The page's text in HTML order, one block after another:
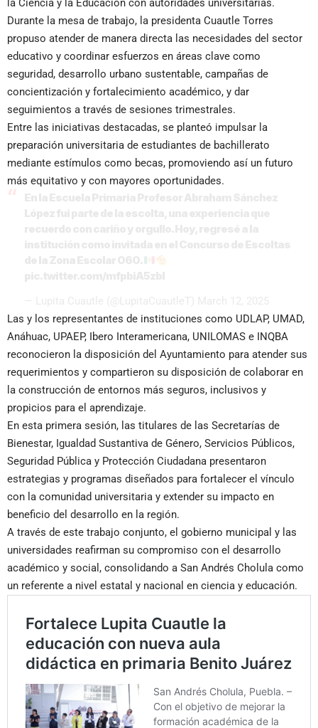
la Ciencia y la Educación con autoridades universitarias.
Durante la mesa de trabajo, la presidenta Cuautle Torres
propuso atender de manera directa las necesidades del sector
educativo y coordinar esfuerzos en áreas clave como
seguridad, desarrollo urbano sustentable, campañas de
concientización y fortalecimiento académico, y dar
seguimientos a través de sesiones trimestrales.
Entre las iniciativas destacadas, se planteó impulsar la
preparación universitaria de estudiantes de bachillerato
mediante estímulos como becas, promoviendo así un futuro
más equitativo y con mayores oportunidades.
Las y los representantes de instituciones como UDLAP, UMAD,
Anáhuac, UPAEP, Ibero Interamericana, UNILOMAS e INQBA
reconocieron la disposición del Ayuntamiento para atender sus
requerimientos y compartieron su disposición de colaborar en
la construcción de entornos más seguros, inclusivos y
propicios para el aprendizaje.
En esta primera sesión, las titulares de las Secretarías de
Bienestar, Igualdad Sustantiva de Género, Servicios Públicos,
Seguridad Pública y Protección Ciudadana presentaron
estrategias y programas diseñados para fortalecer el vínculo
con la comunidad universitaria y extender su impacto en
beneficio del desarrollo en la región.
A través de este trabajo conjunto, el gobierno municipal y las
universidades reafirman su compromiso con el desarrollo
académico y social, consolidando a San Andrés Cholula como
un referente a nivel estatal y nacional en ciencia y educación.